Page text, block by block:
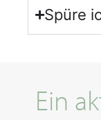
Spüre
Ein